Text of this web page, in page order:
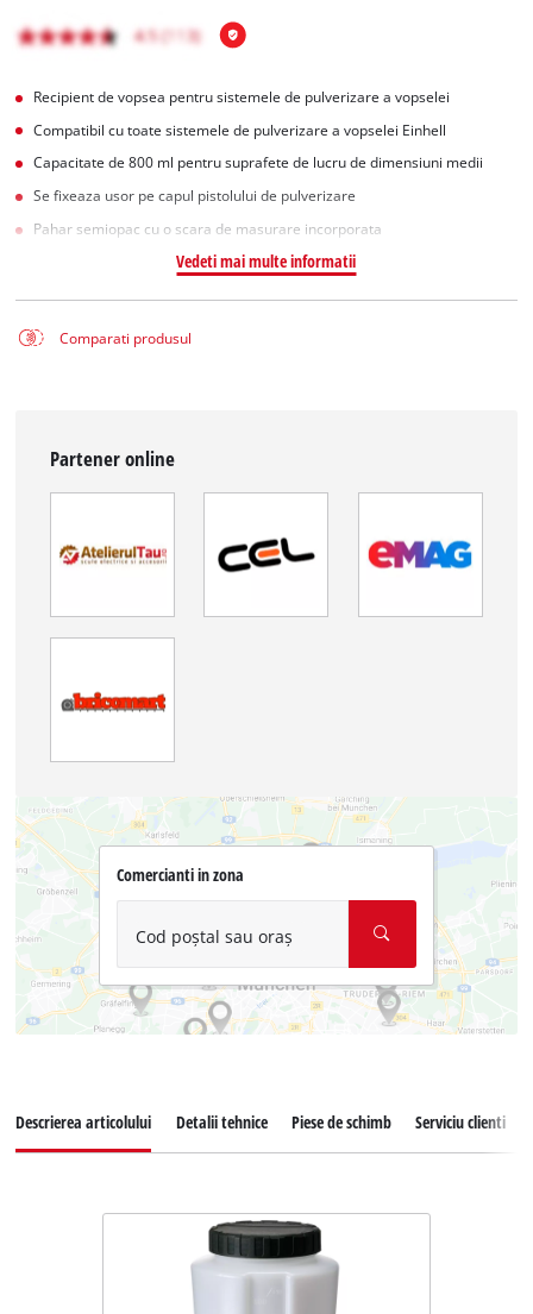
Recipient de vopsea pentru sistemele de pulverizare a vopselei
Compatibil cu toate sistemele de pulverizare a vopselei Einhell
Capacitate de 800 ml pentru suprafete de lucru de dimensiuni medii
Se fixeaza usor pe capul pistolului de pulverizare
Pahar semiopac cu o scara de masurare incorporata
Vedeti mai multe informatii
Comparati produsul
Partener online
Comercianti in zona
Cod poștal sau oraș
Descrierea articolului Detalii tehnice Piese de schimb Serviciu clienti